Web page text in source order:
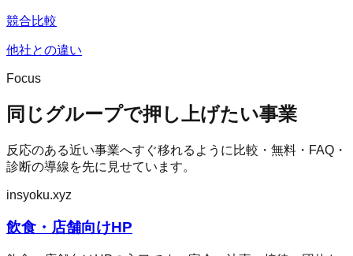
競合比較
他社との違い
Focus
同じグループで押し上げたい事業
反応のある近い事業へすぐ移れるように比較・無料・FAQ・
診断の導線を先に見せています。
insyoku.xyz
飲食・店舗向けHP